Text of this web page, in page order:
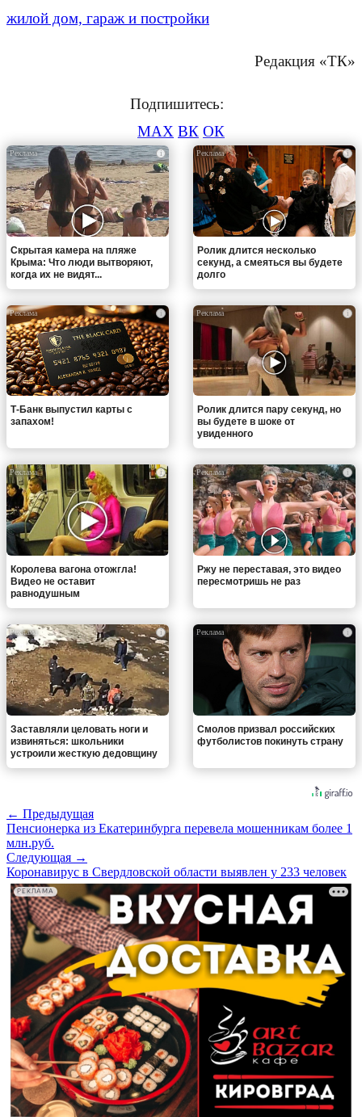
жилой дом, гараж и постройки
Редакция «ТК»
Подпишитесь:
MAX ВК ОК
i
Скрытая камера на пляже
Крыма: Что люди вытворяют,
когда их не видят...
i
Ролик длится несколько
секунд, а смеяться вы будете
долго
i
Т-Банк выпустил карты с
запахом!
i
Ролик длится пару секунд, но
вы будете в шоке от
увиденного
i
Королева вагона отожгла!
Видео не оставит
равнодушным
i
Ржу не переставая, это видео
пересмотришь не раз
i
Заставляли целовать ноги и
извиняться: школьники
устроили жесткую дедовщину
i
Смолов призвал российских
футболистов покинуть страну
← Предыдущая
Пенсионерка из Екатеринбурга перевела мошенникам более 1
млн.руб.
Следующая →
Коронавирус в Свердловской области выявлен у 233 человек
РЕКЛАМА